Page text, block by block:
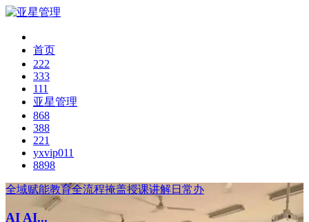
首页
222
333
111
亚星管理
868
388
221
yxvip011
8898
全域赋能教育全流程掩盖授课讲解日常办
AI AI...